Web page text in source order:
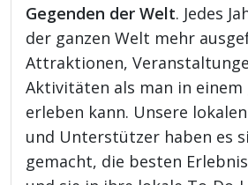
Gegenden der Welt. Jedes
der ganzen Welt mehr
Attraktionen,
Aktivitäten als man in einem
erleben kann. Unsere
und Unterstützer haben es
gemacht, die besten